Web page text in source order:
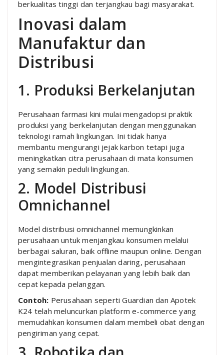
berkualitas tinggi dan terjangkau bagi masyarakat.
Inovasi dalam
Manufaktur dan
Distribusi
1. Produksi Berkelanjutan
Perusahaan farmasi kini mulai mengadopsi praktik
produksi yang berkelanjutan dengan menggunakan
teknologi ramah lingkungan. Ini tidak hanya
membantu mengurangi jejak karbon tetapi juga
meningkatkan citra perusahaan di mata konsumen
yang semakin peduli lingkungan.
2. Model Distribusi
Omnichannel
Model distribusi omnichannel memungkinkan
perusahaan untuk menjangkau konsumen melalui
berbagai saluran, baik offline maupun online. Dengan
mengintegrasikan penjualan daring, perusahaan
dapat memberikan pelayanan yang lebih baik dan
cepat kepada pelanggan.
Contoh: Perusahaan seperti Guardian dan Apotek
K24 telah meluncurkan platform e-commerce yang
memudahkan konsumen dalam membeli obat dengan
pengiriman yang cepat.